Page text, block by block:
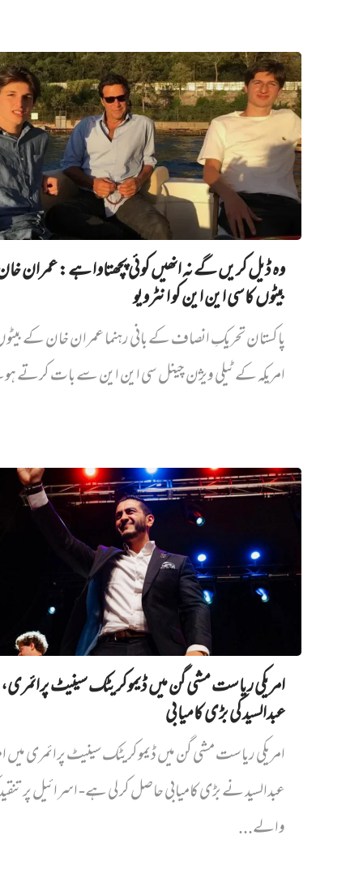
وہ ڈیل کریں گے نہ انھیں کوئی پچھتاوا ہے: عمران
بیٹوں کا سی این این کو انٹرویو
پاکستان تحریکِ انصاف کے بانی رہنما عمران خان کے
امریکہ کے ٹیلی ویژن چینل سی این این سے بات کرتے
امریکی ریاست مشی گن میں ڈیموکریٹک سینیٹ پرائمری،
عبدالسید کی بڑی کامیابی
امریکی ریاست مشی گن میں ڈیموکریٹک سینیٹ پرائمری میں‌
عبدالسید نے بڑی کامیابی حاصل کر لی ہے- اسرائیل پر
والے...